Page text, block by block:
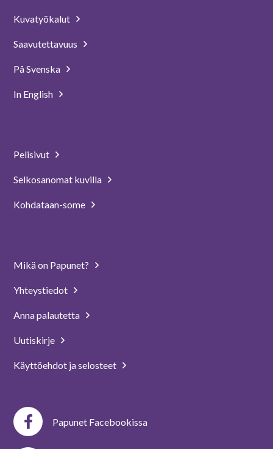
Kuvatyökalut
Saavutettavuus
På Svenska
In English
Pelisivut
Selkosanomat kuvilla
Kohdataan-some
Mikä on Papunet?
Yhteystiedot
Anna palautetta
Uutiskirje
Käyttöehdot ja selosteet
Papunet Facebookissa